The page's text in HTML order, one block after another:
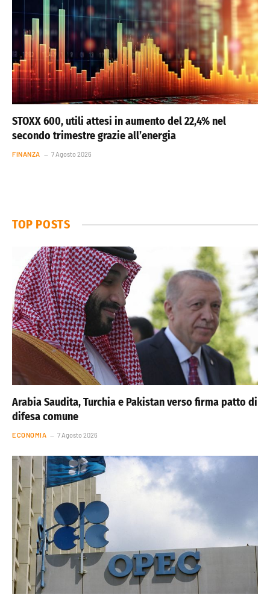
STOXX 600, utili attesi in aumento del 22,4% nel
secondo trimestre grazie all’energia
FINANZA 7 Agosto 2026
TOP POSTS
Arabia Saudita, Turchia e Pakistan verso firma patto di
difesa comune
ECONOMIA 7 Agosto 2026